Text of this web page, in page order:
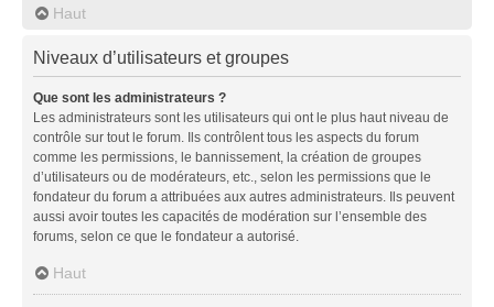
Haut
Niveaux d’utilisateurs et groupes
Que sont les administrateurs ?
Les administrateurs sont les utilisateurs qui ont le plus haut niveau de
contrôle sur tout le forum. Ils contrôlent tous les aspects du forum
comme les permissions, le bannissement, la création de groupes
d’utilisateurs ou de modérateurs, etc., selon les permissions que le
fondateur du forum a attribuées aux autres administrateurs. Ils peuvent
aussi avoir toutes les capacités de modération sur l’ensemble des
forums, selon ce que le fondateur a autorisé.
Haut